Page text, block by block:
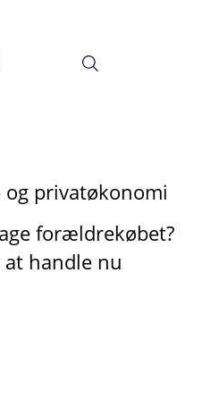
og privatøkonomi
forældrekøbet?
at handle nu